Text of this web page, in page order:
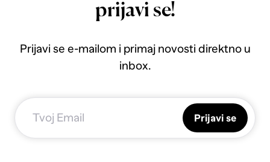
prijavi se!
Prijavi se e-mailom i primaj novosti direktno u
inbox.
Prijavi se